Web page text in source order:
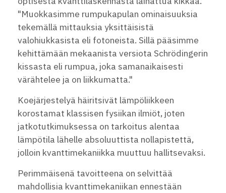
"Muokkasimme rumpukapulan ominaisuuksia
tekemällä mittauksia yksittäisistä
valohiukkasista eli fotoneista. Sillä pääsimme
kehittämään mekaanista versiota Schrödingerin
kissasta eli rumpua, joka samanaikaisesti
värähtelee ja on liikkumatta."
Koejärjestelyä häiritsivät lämpöliikkeen
korostamat klassisen fysiikan ilmiöt, joten
jatkotutkimuksessa on tarkoitus alentaa
lämpötila lähelle absoluuttista nollapistettä,
jolloin kvanttimekaniikka muuttuu hallitsevaksi.
Perimmäisenä tavoitteena on selvittää
mahdollisia kvanttimekaniikan ennestään